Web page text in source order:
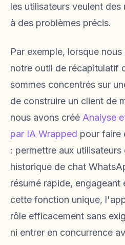
les utilisateurs veulent
à des problèmes précis.
Par exemple, lorsque
notre outil de récapitulatif
sommes concentrés sur
de construire un client de
nous avons créé Analyse
par IA Wrapped pour faire
: permettre aux
historique de chat
résumé rapide, engageant
cette fonction unique,
rôle efficacement sans
ni entrer en concurrence